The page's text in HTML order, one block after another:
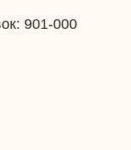
901-000